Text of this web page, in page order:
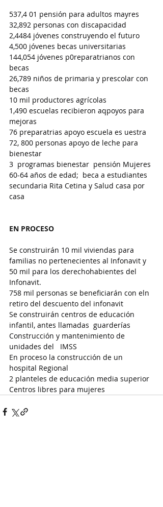
537,4 01 pensión para adultos mayres
32,892 personas con discapacidad
2,4484 jóvenes construyendo el futuro
4,500 jóvenes becas universitarias
144,054 jóvenes p0reparatrianos con
becas
26,789 niños de primaria y prescolar con
becas
10 mil productores agrícolas
1,490 escuelas recibieron aqpoyos para
mejoras
76 preparatrias apoyo escuela es uestra
72, 800 personas apoyo de leche para
bienestar
3  programas bienestar  pensión Mujeres
60-64 años de edad;  beca a estudiantes
secundaria Rita Cetina y Salud casa por
casa
EN PROCESO
Se construirán 10 mil viviendas para
familias no pertenecientes al Infonavit y
50 mil para los derechohabientes del
Infonavit.
758 mil personas se beneficiarán con eln
retiro del descuento del infonavit
Se construirán centros de educación
infantil, antes llamadas  guarderías
Construcción y mantenimiento de
unidades del   IMSS
En proceso la construcción de un
hospital Regional
2 planteles de educación media superior
Centros libres para mujeres